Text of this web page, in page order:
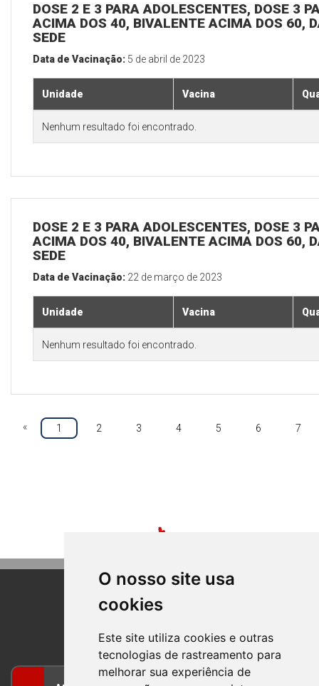
O nosso site usa
cookies
Este site utiliza cookies e outras
tecnologias de rastreamento para
melhorar sua experiência de
DOSE 2 E 3 PARA ADOLESCENTES, DOSE 3
ACIMA DOS 40, BIVALENTE ACIMA DOS 60,
SEDE
Data de Vacinação: 5 de abril de 2023
Unidade Vacina
Nenhum resultado foi encontrado.
DOSE 2 E 3 PARA ADOLESCENTES, DOSE 3
ACIMA DOS 40, BIVALENTE ACIMA DOS 60,
SEDE
Data de Vacinação: 22 de março de 2023
Unidade Vacina
Nenhum resultado foi encontrado.
« 1 2 3 4 5 6 7
BOM PRINCIPIO
RIO GRANDE DO SUL